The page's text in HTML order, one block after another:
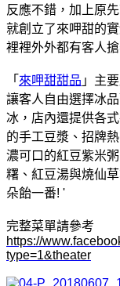
反應不錯，加上原
就創立了來呷甜的
裡裡外外都有客人
「 來呷甜甜品 」主
讓客人自由選擇冰
冰，店內還提供各
的手工豆漿、招牌
濃可口的紅豆紫米
糬、紅豆湯與燒仙
朵飴一番! '
完整菜單請參考
https://
type=1&theater